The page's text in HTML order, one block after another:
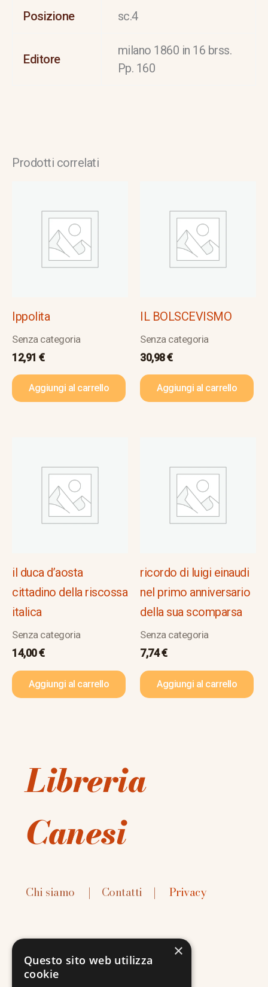
Posizione sc.4
Editore
milano 1860 in 16 brss.
Pp. 160
Prodotti correlati
Ippolita
Senza categoria
12,91 €
Aggiungi al carrello
IL BOLSCEVISMO
Senza categoria
30,98€
Aggiungi al carrello
il duca d’aosta
cittadino della riscossa
italica
Senza categoria
14,00€
Aggiungi al carrello
ricordo di luigi einaudi
nel primo anniversario
della sua scomparsa
Senza categoria
7,74€
Aggiungi al carrello
Libreria
Canesi
Chi siamo | Contatti | Privacy
×
Questo sito web utilizza
cookie